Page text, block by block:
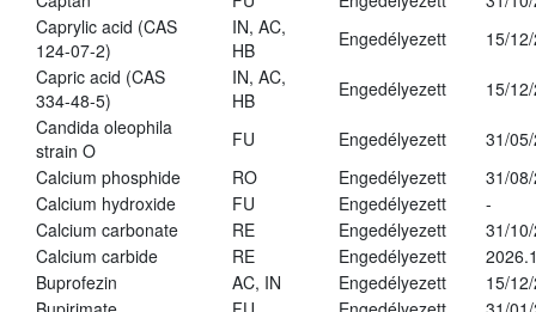
Caprylic acid (CAS
124-07-2)
IN, AC,
HB
Engedélyezett
15/
Capric acid (CAS
334-48-5)
IN, AC,
HB
Engedélyezett
15/
Candida oleophila
strain O
FU Engedélyezett
31/
Calcium phosphide
RO Engedélyezett
31/
Calcium hydroxide
FU Engedélyezett
-
Calcium carbonate
RE Engedélyezett
31/
Calcium carbide
RE Engedélyezett
Buprofezin
AC, IN Engedélyezett
15/